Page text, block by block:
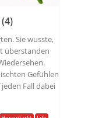
Sie wusste,
überstanden
Gefühlen
Fall dabei